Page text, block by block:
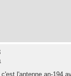
l'antenne an-194